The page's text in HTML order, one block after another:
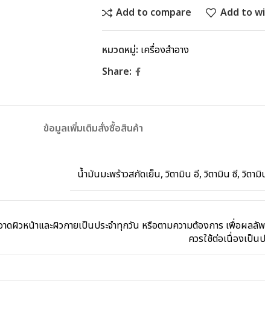
Add to compare
Add to
หมวดหมู่: เครื่องสำอาง
Share:
ข้อมูลเพิ่มเติมสั่งซื้อสินค้า
น้ำมันมะพร้าวสกัดเย็น, วิตามิน อี, วิตามิน ซี, วิตา
าดผิวหน้าและผิวกายเป็นประจำทุกวัน หรือตามความต้องการ เพื่อผลลั
ควรใช้ต่อเนื่องเป็น